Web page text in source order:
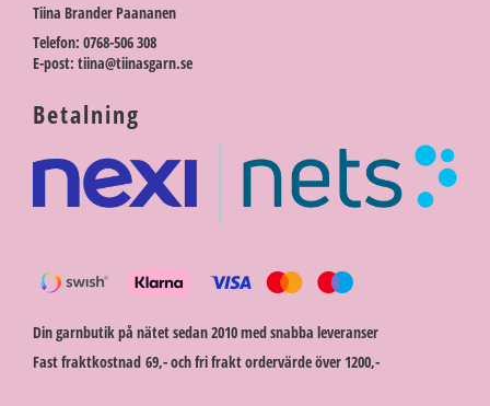
Tiina Brander Paananen
Telefon: 0768-506 308
E-post: tiina@tiinasgarn.se
Betalning
Din garnbutik på nätet sedan 2010 med snabba leveranser
Fast fraktkostnad 69,- och fri frakt ordervärde över 1200,-